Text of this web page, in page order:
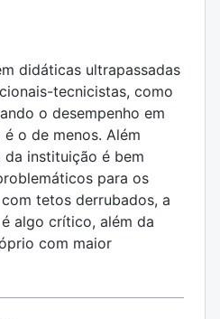
didáticas ultrapassadas
tecnicistas, como
o desempenho em
o de menos. Além
instituição é bem
para os
tetos derrubados, a
algo crítico, além da
com maior